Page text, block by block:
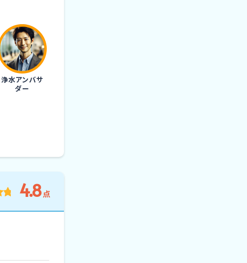
浄水アンバサ
ダー
4.8点